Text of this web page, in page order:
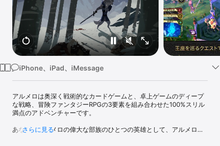
Vision
Watch
TV
iPhone、iPad、iMessage
アルメロは奥深く戦術的なカードゲームと、卓上ゲームのディープ
な戦略、冒険ファンタジーRPGの3要素を組み合わせた100%スリル
満点のアドベンチャーです。
あなたはアルメロの偉大な部族のひとつの英雄として、アルメロの
さらに見る